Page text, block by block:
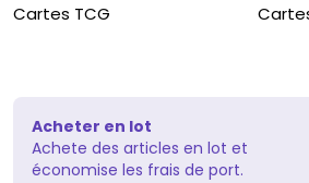
Cartes TCG
Acheter en lot
Achete des articles en lot et
économise les frais de port.